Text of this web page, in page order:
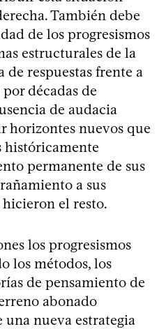
También debe
de los progresismos
estructurales de la
respuestas frente a
décadas de
de audacia
horizontes nuevos que
históricamente
permanente de sus
a sus
el resto.
los progresismos
los métodos, los
de pensamiento de
abonado
nueva estrategia